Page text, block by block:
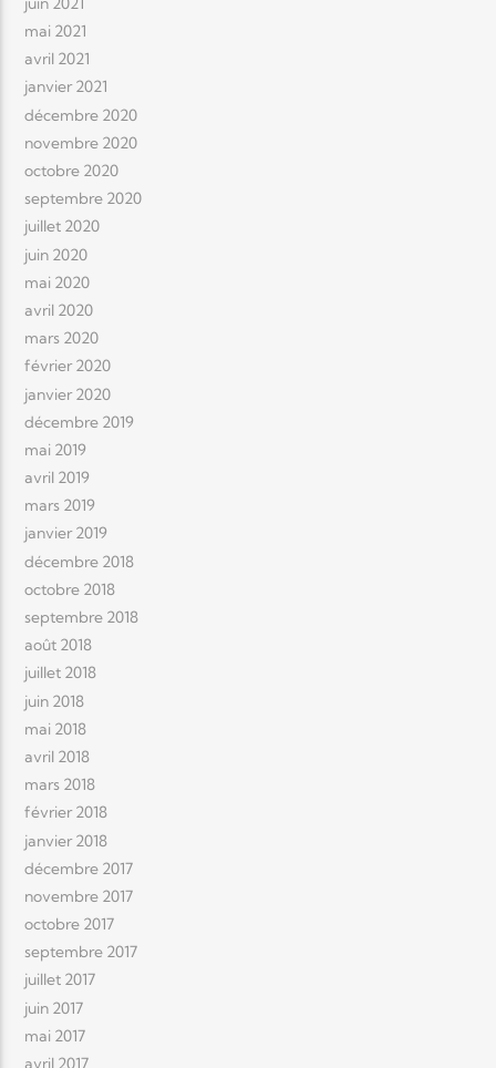
mai 2021
avril 2021
janvier 2021
décembre 2020
novembre 2020
octobre 2020
septembre 2020
juillet 2020
juin 2020
mai 2020
avril 2020
mars 2020
février 2020
janvier 2020
décembre 2019
mai 2019
avril 2019
mars 2019
janvier 2019
décembre 2018
octobre 2018
septembre 2018
août 2018
juillet 2018
juin 2018
mai 2018
avril 2018
mars 2018
février 2018
janvier 2018
décembre 2017
novembre 2017
octobre 2017
septembre 2017
juillet 2017
juin 2017
mai 2017
avril 2017